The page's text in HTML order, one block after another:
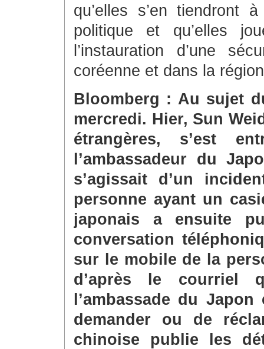
qu’elles s’en tiendront
politique et qu’elles
l’instauration d’une
coréenne et dans la
Bloomberg : Au sujet
mercredi. Hier, Sun
étrangères, s’est
l’ambassadeur du
s’agissait d’un
personne ayant un
japonais a ensuite
conversation
sur le mobile de la
d’après le courriel
l’ambassade du
demander ou de
chinoise publie les